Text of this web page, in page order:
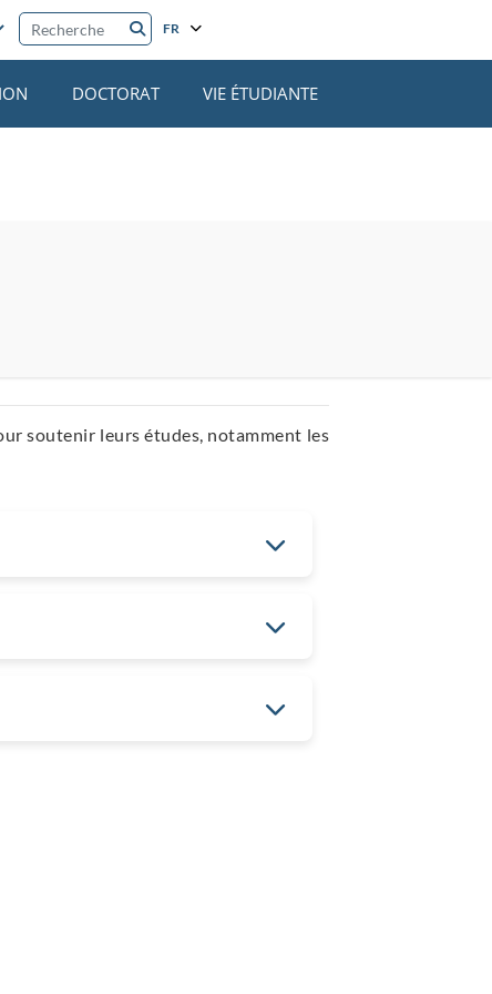
Recherche FR
DOCTORAT VIE ÉTUDIANTE
soutenir leurs études, notamment les